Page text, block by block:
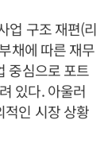
업 구조 재편(리
채에 따른 재무
중심으로 포트
있다. 아울러
적인 시장 상황